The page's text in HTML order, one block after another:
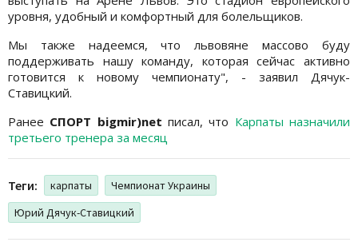
уровня, удобный и комфортный для болельщиков.
Мы также надеемся, что львовяне массово буду
поддерживать нашу команду, которая сейчас активно
готовится к новому чемпионату", - заявил Дячук-
Ставицкий.
Ранее СПОРТ bigmir)netписал, что Карпаты назначили
третьего тренера за месяц
Теги: карпаты
Чемпионат Украины
Юрий Дячук-Ставицкий